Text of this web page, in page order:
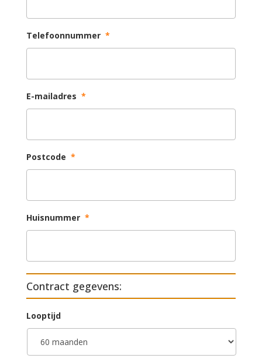
Telefoonnummer *
E-mailadres *
Postcode *
Huisnummer *
Contract gegevens:
Looptijd